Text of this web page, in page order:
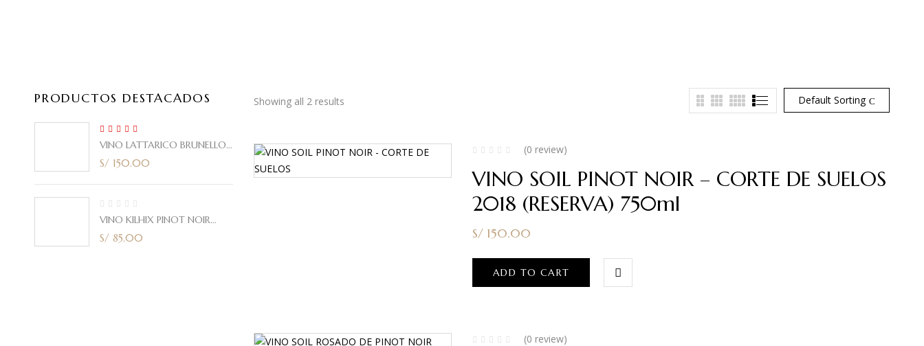
PRODUCTOS DESTACADOS
Rated5.00
out of 5
VINO LATTARICO BRUNELLO
CORTE ITALIANO 2021 750ml
S/ 150.00
VINO KILHIX PINOT NOIR
2020 750ml
S/ 85.00
Default Sorting
Showing all 2 results
(0 review)
VINO SOIL PINOT NOIR – CORTE DE SUELOS
2018 (RESERVA) 750ml
S/150.00
ADD TO CART
(0 review)